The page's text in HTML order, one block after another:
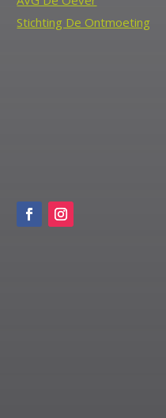
Stichting De Ontmoeting